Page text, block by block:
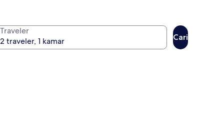
Traveler
Cari